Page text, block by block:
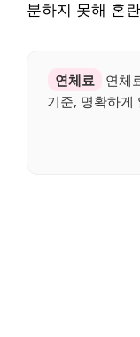
분하지 못해 혼
연체료
연체
기준, 명확하게